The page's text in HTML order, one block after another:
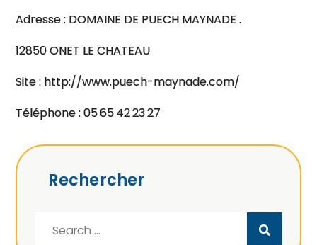
Adresse : DOMAINE DE PUECH MAYNADE .
12850 ONET LE CHATEAU
Site : http://www.puech-maynade.com/
Téléphone : 05 65 42 23 27
Rechercher